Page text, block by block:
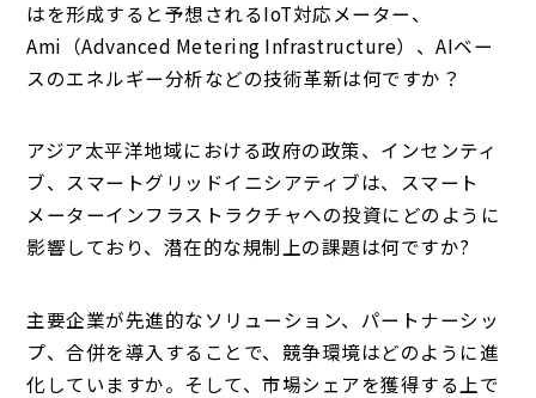
はを形成すると予想されるIoT対応メーター、
Ami（Advanced Metering Infrastructure）、AIベー
スのエネルギー分析などの技術革新は何ですか？
アジア太平洋地域における政府の政策、インセンティ
ブ、スマートグリッドイニシアティブは、スマート
メーターインフラストラクチャへの投資にどのように
影響しており、潜在的な規制上の課題は何ですか?
主要企業が先進的なソリューション、パートナーシッ
プ、合併を導入することで、競争環境はどのように進
化していますか。そして、市場シェアを獲得する上で